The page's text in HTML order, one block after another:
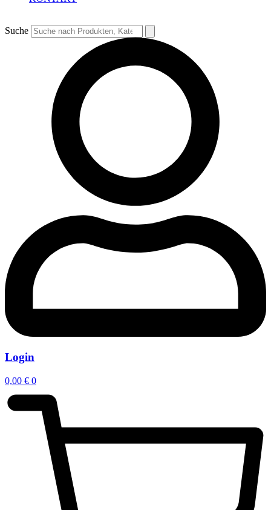
Suche
Login
0,00 € 0